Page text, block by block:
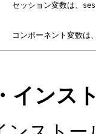
セッション変数は、
コンポーネント変数は
インス